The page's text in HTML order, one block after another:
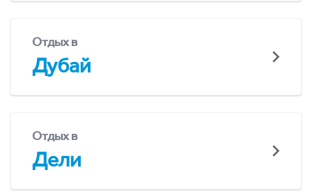
Отдых в
Дубай
Отдых в
Дели